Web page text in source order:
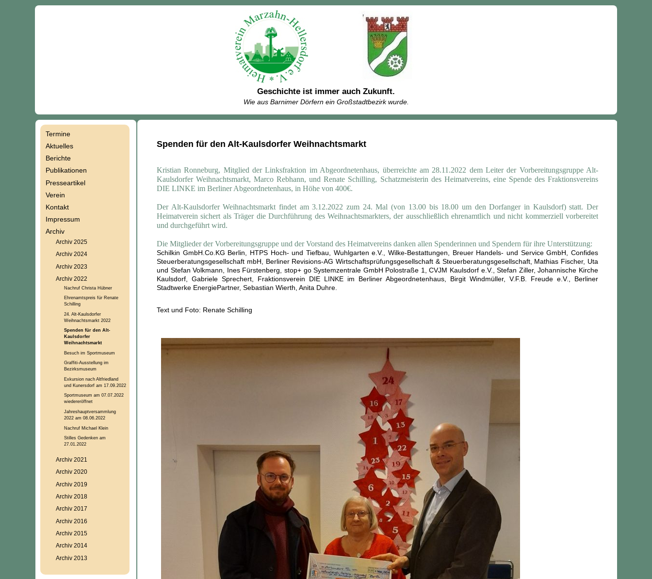
Geschichte ist immer auch Zukunft.
Wie aus Barnimer Dörfern ein Großstadtbezirk wurde.
Spenden für den Alt-Kaulsdorfer Weihnachtsmarkt
Kristian Ronneburg, Mitglied der Linksfraktion im Abgeordnetenhaus, überreichte am 28.11.2022 dem Leiter der Vorbereitungsgruppe Alt-
Kaulsdorfer Weihnachtsmarkt, Marco Rebhann, und Renate Schilling, Schatzmeisterin des Heimatvereins, eine Spende des Fraktionsvereins
DIE LINKE im Berliner Abgeordnetenhaus, in Höhe von 400€.
Der Alt-Kaulsdorfer Weihnachtsmarkt findet am 3.12.2022 zum 24. Mal (von 13.00 bis 18.00 um den Dorfanger in Kaulsdorf) statt. Der
Heimatverein sichert als Träger die Durchführung des Weihnachtsmarkters, der ausschließlich ehrenamtlich und nicht kommerziell vorbereitet
und durchgeführt wird.
Die Mitglieder der Vorbereitungsgruppe und der Vorstand des Heimatvereins danken allen Spenderinnen und Spendern für ihre Unterstützung:
Schilkin GmbH.Co.KG Berlin, HTPS Hoch- und Tiefbau, Wuhlgarten e.V., Wilke-Bestattungen, Breuer Handels- und Service GmbH, Confides
Steuerberatungsgesellschaft mbH, Berliner Revisions-AG Wirtschaftsprüfungsgesellschaft & Steuerberatungsgesellschaft, Mathias Fischer, Uta
und Stefan Volkmann, Ines Fürstenberg, stop+ go Systemzentrale GmbH Polostraße 1, CVJM Kaulsdorf e.V., Stefan Ziller, Johannische Kirche
Kaulsdorf, Gabriele Sprechert, Fraktionsverein DIE LINKE im Berliner Abgeordnetenhaus, Birgit Windmüller, V.F.B. Freude e.V., Berliner
Stadtwerke EnergiePartner, Sebastian Wierth, Anita Duhre.
Text und Foto: Renate Schilling
Termine
Aktuelles
Berichte
Publikationen
Presseartikel
Verein
Kontakt
Impressum
Archiv
Archiv 2025
Archiv 2024
Archiv 2023
Archiv 2022
Nachruf Christa Hübner
Ehrenamtspreis für Renate
Schilling
24. Alt-Kaulsdorfer
Weihnachtsmarkt 2022
Spenden für den Alt-
Kaulsdorfer
Weihnachtsmarkt
Besuch im Sportmuseum
Graffiti-Ausstellung im
Bezirksmuseum
Exkursion nach Altfriedland
und Kunersdorf am 17.09.2022
Sportmuseum am 07.07.2022
wiedereröffnet
Jahreshauptversammlung
2022 am 08.06.2022
Nachruf Michael Klein
Stilles Gedenken am
27.01.2022
Archiv 2021
Archiv 2020
Archiv 2019
Archiv 2018
Archiv 2017
Archiv 2016
Archiv 2015
Archiv 2014
Archiv 2013